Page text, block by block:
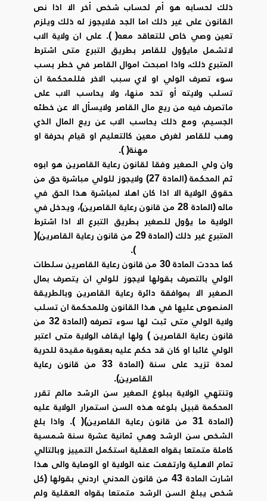
ذلك لحسابه هو أم لحساب شخص أخر الا اذا نص
القانون على غير ذلك اما الجد فلايجوز له ذلك ويلزم
تعين وصي خاص للتعاقد معه( ). على ان ولاية الاب
لاتشمل مايؤول للقاصر بطريق التبرع متى اشترط
المتبرع ذلك، واذا اصبحت اموال القاصر في خطر بسب
سوء تصرف الولي او لاي سبب الاخر فللمحكمة ان
تسلب ولايته أو تحد منها، ولا يحاسب الاب على
ماتصرف فيه من ريع مال القاصر ولايسأل الا عن خطئه
الجسيم، ومع ذلك يحاسب الاب عن ريع المال الذي
وهب للقاصر لغرض معين كالتعليم او قيام بحرفة او
مهنة( ).
وان ولي الصغير وفقا لقانون رعاية القاصرين هو ابوه
ثم المحكمة (المادة 27) ولايجوز للولي مباشرة حق من
حقوق الولاية الا اذا كان اهلا لمباشرة هذا الحق في
ماله (المادة 28 من قانون رعاية القاصرين)، ويدخل في
الولاية ما يؤول للصغير بطريق التبرع الا اذا اشترط
المتبرع غير ذلك (المادة 29 من قانون رعاية القاصرين)(
).
كما حددت المادة 30 من قانون رعاية القاصرين سلطات
الولي بالتصرف بقولها لايجوز للولي ان يتصرف بمال
الصغير الا بموافقة دائرة رعاية القاصرين وبالطريقة
المنصوص عليها في هذا القانون وللمحكمة ان تسلب
ولاية الولي متى ثبت لها سوء تصرفه (المادة 32 من
قانون رعاية القاصرين ) ولها ايقاف الولاية متى اعتبر
الولي غائبا او كان قد حكم عليه بعقوبة مقيدة للحرية
لمدة تزيد على سنة (المادة 33 من قانون رعاية
القاصرين).
وتنتهي الولاية ببلوغ الصغير سن الرشد مالم تقرر
المحكمة قبيل بلوغه هذه السن استمرار الولاية عليه
(المادة 31 من قانون رعاية القاصرين)( ). واذا بلغ
الشخص سن الرشد وهي ثمانية عشرة سنة شمسية
كاملة متمتعا بقواه العقلية استكمل التمييز وبالتالي
تمام الاهلية وارتفعت عنه الولاية او الوصاية والى هذا
اشارت المادة 43 من قانون المدني اردني بقولها (كل
شخص يبلغ السن الرشد متمتعا بقواه العقلية ولم